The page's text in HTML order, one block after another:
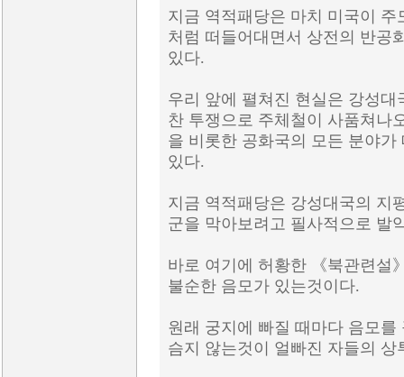
지금 역적패당은 마치 미국이
처럼 떠들어대면서 상전의 반공
있다.
우리 앞에 펼쳐진 현실은 강성
찬 투쟁으로 주체철이 사품쳐나
을 비롯한 공화국의 모든 분야
있다.
지금 역적패당은 강성대국의 지
군을 막아보려고 필사적으로 발
바로 여기에 허황한 《북관련설
불순한 음모가 있는것이다.
원래 궁지에 빠질 때마다 음모
슴지 않는것이 얼빠진 자들의 상